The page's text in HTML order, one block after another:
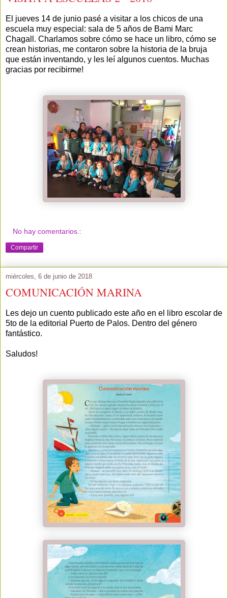
El jueves 14 de junio pasé a visitar a los chicos de una
escuela muy especial: sala de 5 años de Bami Marc
Chagall. Charlamos sobre cómo se hace un libro, cómo se
crean historias, me contaron sobre la historia de la bruja
que están inventando, y les leí algunos cuentos. Muchas
gracias por recibirme!
No hay comentarios.:
Compartir
miércoles, 6 de junio de 2018
COMUNICACIÓN MARINA
Les dejo un cuento publicado este año en el libro escolar de
5to de la editorial Puerto de Palos. Dentro del género
fantástico.
Saludos!